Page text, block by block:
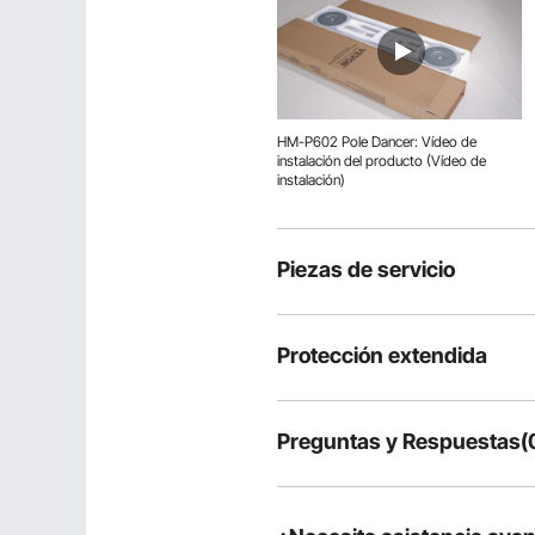
HM-P602 Pole Dancer: Vídeo de
instalación del producto (Vídeo de
instalación)
Piezas de servicio
Protección extendida
Preguntas y
¿Es duradero el producto?